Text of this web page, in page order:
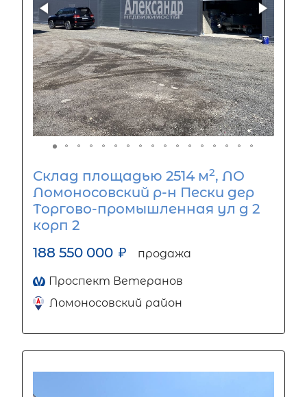
Склад площадью 2514 м2, ЛО
Ломоносовский р-н Пески дер
Торгово-промышленная ул д 2
корп 2
188 550 000 ₽ продажа
Проспект Ветеранов
Ломоносовский район